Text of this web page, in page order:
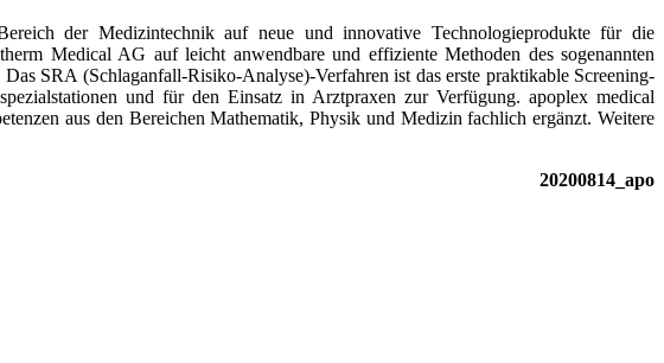
der Medizintechnik auf neue und innovative Technologieprodukte für die
Medical AG auf leicht anwendbare und effiziente Methoden des sogenannten
SRA (Schlaganfall-Risiko-Analyse)-Verfahren ist das erste praktikable Screening-
und für den Einsatz in Arztpraxen zur Verfügung. apoplex medical
aus den Bereichen Mathematik, Physik und Medizin fachlich ergänzt. Weitere
20200814_apo